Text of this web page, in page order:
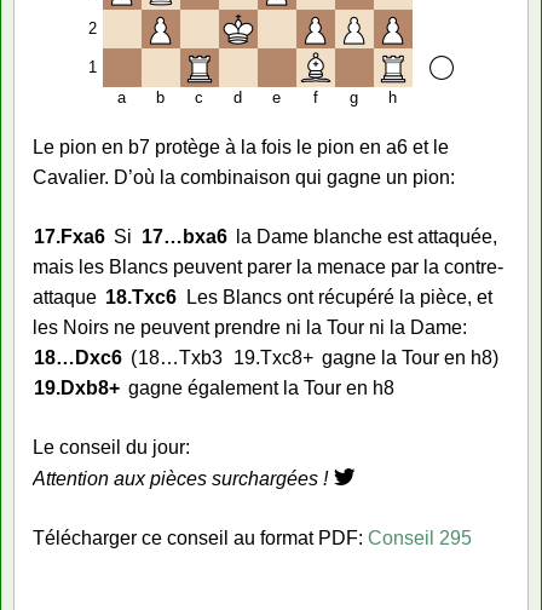
2
1
a
b c d e f g h
Le pion en b7 protège à la fois le pion en a6 et le
Cavalier. D’où la combinaison qui gagne un pion:
17.Fxa6 Si 17… bxa6
la Dame blanche est attaquée,
mais les Blancs peuvent parer la menace par la contre-
attaque 18.Txc6
Les Blancs ont récupéré la pièce, et
les Noirs ne peuvent prendre ni la Tour ni la Dame:
18… Dxc6 18…Txb3 19.Txc8+ gagne la Tour en h8
19.Dxb8+ gagne également la Tour en h8
Le conseil du jour:
Attention aux pièces surchargées !
Télécharger ce conseil au format PDF: Conseil 295